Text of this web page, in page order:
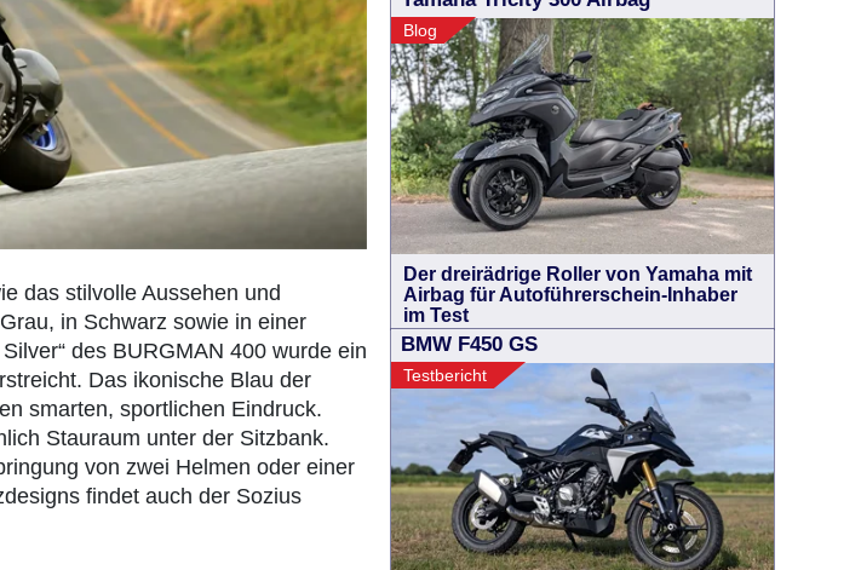
das stilvolle Aussehen und
in Schwarz sowie in einer
des BURGMAN 400 wurde ein
Das ikonische Blau der
smarten, sportlichen Eindruck.
Stauraum unter der Sitzbank.
von zwei Helmen oder einer
findet auch der Sozius
Blog
Der dreirädrige Roller von Yamaha mit
Airbag für Autoführerschein-Inhaber
im Test
BMW F450 GS
Testbericht